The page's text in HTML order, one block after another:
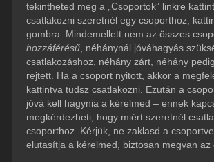
tekintheted meg a „Csoportok” linkre
csatlakozni szeretnél egy csoporthoz,
gombra. Mindemellett nem az összes
hozzáférésű, néhánynál jóváhagyás
csatlakozáshoz, néhány zárt, néhány
rejtett. Ha a csoport nyitott, akkor a
kattintva tudsz csatlakozni. Ezután a
jóvá kell hagynia a kérelmed – ennek
megkérdezheti, hogy miért szeretnél
csoporthoz. Kérjük, ne zaklasd a
elutasítja a kérelmed, biztosan megvan az